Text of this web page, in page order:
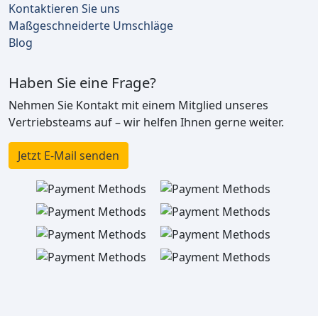
Kontaktieren Sie uns
Maßgeschneiderte Umschläge
Blog
Haben Sie eine Frage?
Nehmen Sie Kontakt mit einem Mitglied unseres
Vertriebsteams auf – wir helfen Ihnen gerne weiter.
Jetzt E-Mail senden